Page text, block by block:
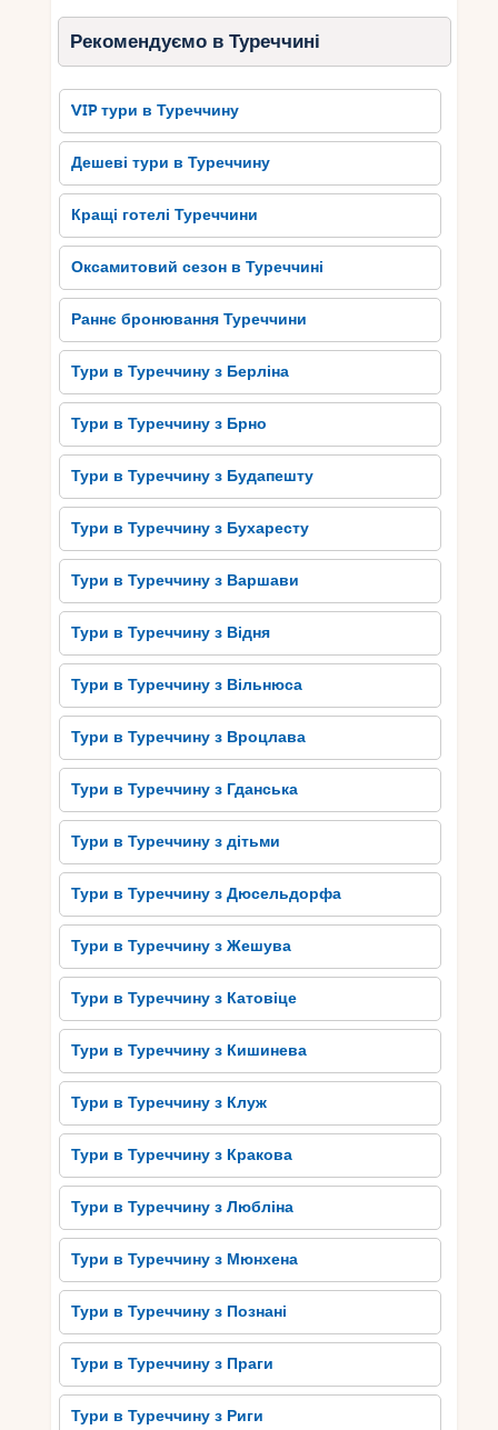
Рекомендуємо в Туреччині
VIP тури в Туреччину
Дешеві тури в Туреччину
Кращі готелі Туреччини
Оксамитовий сезон в Туреччині
Раннє бронювання Туреччини
Тури в Туреччину з Берліна
Тури в Туреччину з Брно
Тури в Туреччину з Будапешту
Тури в Туреччину з Бухаресту
Тури в Туреччину з Варшави
Тури в Туреччину з Відня
Тури в Туреччину з Вільнюса
Тури в Туреччину з Вроцлава
Тури в Туреччину з Гданська
Тури в Туреччину з дітьми
Тури в Туреччину з Дюсельдорфа
Тури в Туреччину з Жешува
Тури в Туреччину з Катовіце
Тури в Туреччину з Кишинева
Тури в Туреччину з Клуж
Тури в Туреччину з Кракова
Тури в Туреччину з Любліна
Тури в Туреччину з Мюнхена
Тури в Туреччину з Познані
Тури в Туреччину з Праги
Тури в Туреччину з Риги